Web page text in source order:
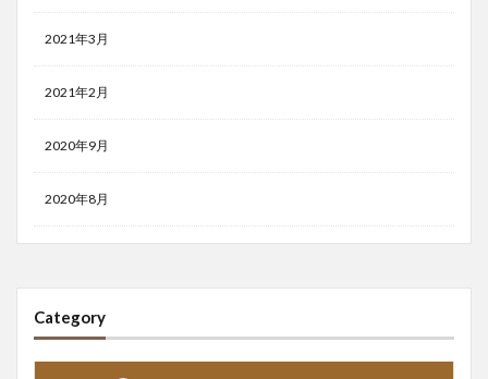
2021年3月
2021年2月
2020年9月
2020年8月
Category